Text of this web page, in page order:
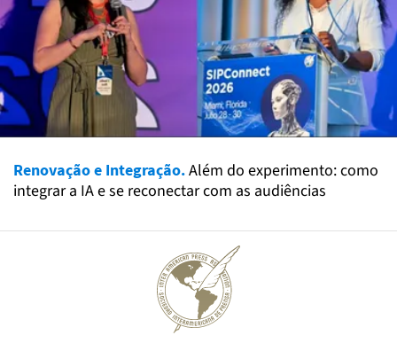
Renovação e Integração.Além do experimento: como
integrar a IA e se reconectar com as audiências